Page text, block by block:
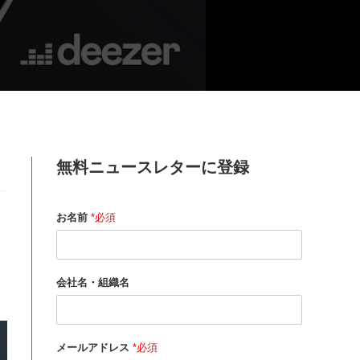
無料ニュースレターに登録
お名前 *必須
会社名・組織名
メールアドレス *必須